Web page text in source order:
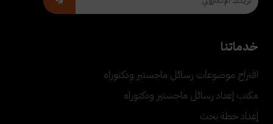
خدماتنا
اقتراح موضوعات رسائل ماجستير ودكتوراه
مكتب إعداد رسائل ماجستير ودكتوراه
إعداد خطة بحث